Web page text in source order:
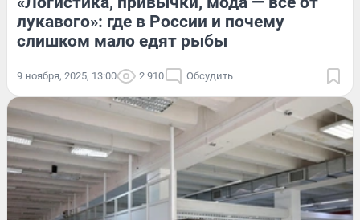
лукавого»: где в России и почему
слишком мало едят рыбы
9 ноября, 2025, 13:00 2 910 Обсудить